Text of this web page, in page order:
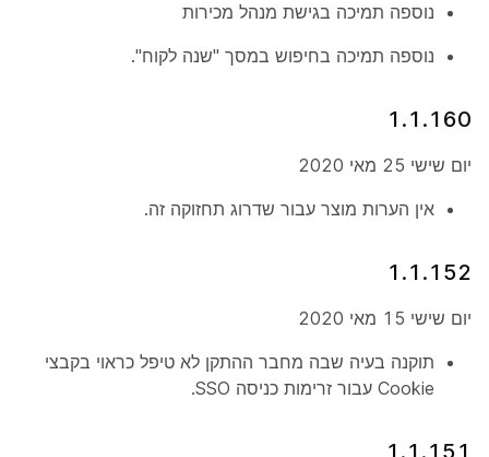
נוספה תמיכה בגישת מנהל מכירות
נוספה תמיכה בחיפוש במסך "שנה לקוח".
1.1.160
יום שישי 25 מאי 2020
אין הערות מוצר עבור שדרוג תחזוקה זה.
1.1.152
יום שישי 15 מאי 2020
תוקנה בעיה שבה מחבר ההתקן לא טיפל כראוי בקבצי
Cookie עבור זרימות כניסה SSO.
1.1.151